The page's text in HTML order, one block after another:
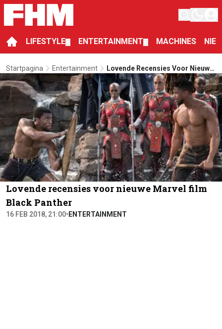
LIFESTYLE ENTERTAINMENT MACHINES
Startpagina Entertainment
Lovende Recensies Voor Nieuwe
Marvel Film Black Panther
Lovende recensies voor nieuwe Marvel film
Black Panther
16 FEB 2018, 21:00• ENTERTAINMENT